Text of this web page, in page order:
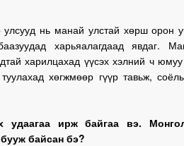
улсууд нь манай улстай хөрш орон
харьяалагдаад явдаг.
харилцахад үүсэх хэлний ч
хөгжмөөр гүүр тавьж,
удаагаа ирж байгаа вэ.
байсан бэ?